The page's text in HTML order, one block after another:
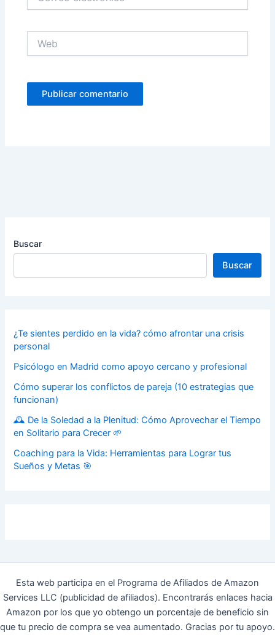
electrónico
Buscar
Buscar
¿Te sientes perdido en la vida? cómo afrontar una crisis
personal
Psicólogo en Madrid como apoyo cercano y profesional
Cómo superar los conflictos de pareja (10 estrategias que
funcionan)
🕰️ De la Soledad a la Plenitud: Cómo Aprovechar el Tiempo
en Solitario para Crecer 🌱
Coaching para la Vida: Herramientas para Lograr tus
Sueños y Metas 🎯
Esta web participa en el Programa de Afiliados de Amazon
Services LLC (publicidad de afiliados). Encontrarás enlaces hacia
Amazon por los que yo obtengo un porcentaje de beneficio sin
que tu precio de compra se vea aumentado. Gracias por tu apoyo.